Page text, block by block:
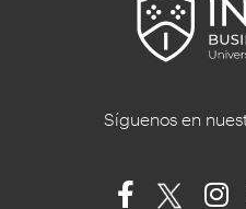
Síguenos en